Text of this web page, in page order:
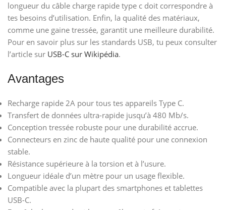
longueur du câble charge rapide type c doit correspondre à
tes besoins d’utilisation. Enfin, la qualité des matériaux,
comme une gaine tressée, garantit une meilleure durabilité.
Pour en savoir plus sur les standards USB, tu peux consulter
l’article sur USB-C sur Wikipédia.
Avantages
Recharge rapide 2A pour tous tes appareils Type C.
Transfert de données ultra-rapide jusqu’à 480 Mb/s.
Conception tressée robuste pour une durabilité accrue.
Connecteurs en zinc de haute qualité pour une connexion
stable.
Résistance supérieure à la torsion et à l’usure.
Longueur idéale d’un mètre pour un usage flexible.
Compatible avec la plupart des smartphones et tablettes
USB-C.